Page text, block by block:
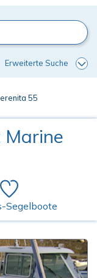
Erweiterte Suche
55
Segelboote